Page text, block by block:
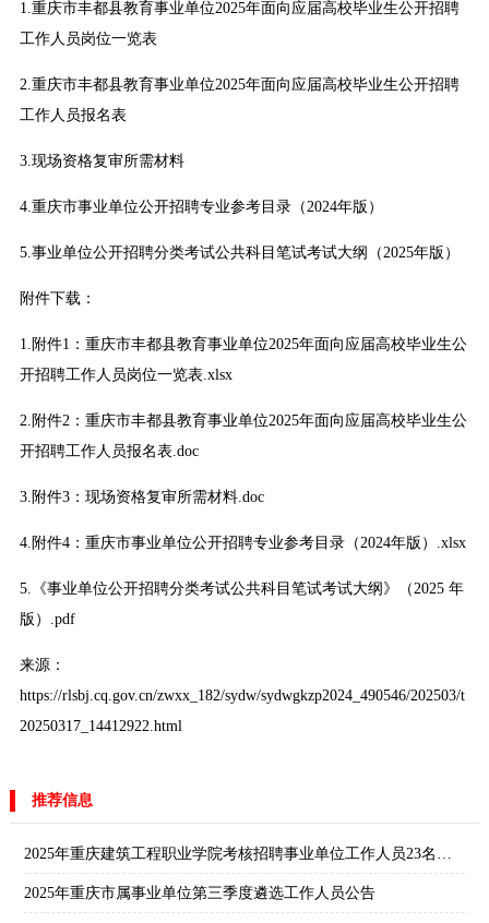
1.重庆市丰都县教育事业单位2025年面向应届高校毕业生公开招聘
工作人员岗位一览表
2.重庆市丰都县教育事业单位2025年面向应届高校毕业生公开招聘
工作人员报名表
3.现场资格复审所需材料
4.重庆市事业单位公开招聘专业参考目录（2024年版）
5.事业单位公开招聘分类考试公共科目笔试考试大纲（2025年版）
附件下载：
1. 附件1：重庆市丰都县教育事业单位2025年面向应届高校毕业生公
开招聘工作人员岗位一览表.xlsx
2. 附件2：重庆市丰都县教育事业单位2025年面向应届高校毕业生公
开招聘工作人员报名表.doc
3. 附件3：现场资格复审所需材料.doc
4. 附件4：重庆市事业单位公开招聘专业参考目录（2024年版）.xlsx
5. 《事业单位公开招聘分类考试公共科目笔试考试大纲》（2025 年
版）.pdf
来源：
https://rlsbj.cq.gov.cn/zwxx_182/sydw/sydwgkzp2024_490546/202503/t
20250317_14412922.html
推荐信息
2025年重庆建筑工程职业学院考核招聘事业单位工作人员23名公告
2025年重庆市属事业单位第三季度遴选工作人员公告